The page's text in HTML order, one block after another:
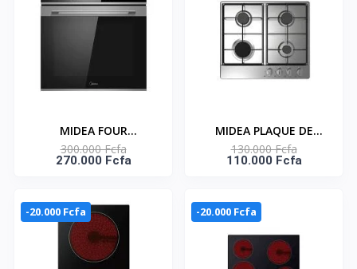
MIDEA FOUR
ELECTRIQUE ENCASTRE
MUTILFONCTION
GAZ_7NM30T1-BKSS
300.000 Fcfa
270.000 Fcfa
MIDEA PLAQUE DE
CUISSON À GAZ –HOB–
4 FEUX–
130.000 Fcfa
110.000 Fcfa
-20.000 Fcfa -20.000 Fcfa